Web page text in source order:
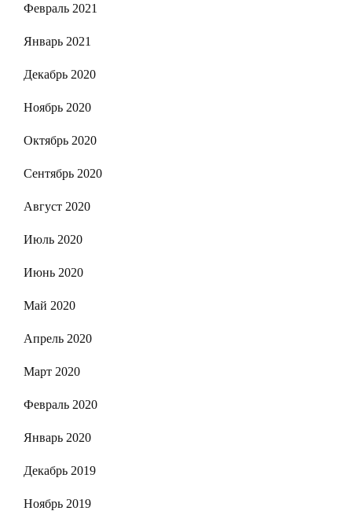
Февраль 2021
Январь 2021
Декабрь 2020
Ноябрь 2020
Октябрь 2020
Сентябрь 2020
Август 2020
Июль 2020
Июнь 2020
Май 2020
Апрель 2020
Март 2020
Февраль 2020
Январь 2020
Декабрь 2019
Ноябрь 2019